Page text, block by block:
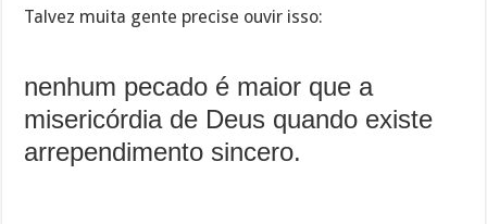
Talvez muita gente precise ouvir isso:
nenhum pecado é maior que a
misericórdia de Deus quando existe
arrependimento sincero.